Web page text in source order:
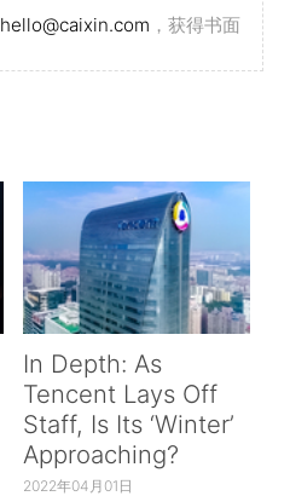
hello@caixin.com ，获得书面
In Depth: As
Tencent Lays Off
Staff, Is Its ‘Winter’
Approaching?
2022年04月01日